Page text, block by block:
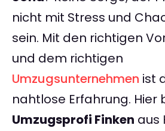
nicht mit Stress und
sein. Mit den richtigen
und dem richtigen
Umzugsunternehmen ist
nahtlose Erfahrung. Hier
Umzugsprofi Finken aus